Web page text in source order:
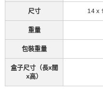
尺寸 14 x
重量
包裝重量
盒子尺寸（長x闊
x高）